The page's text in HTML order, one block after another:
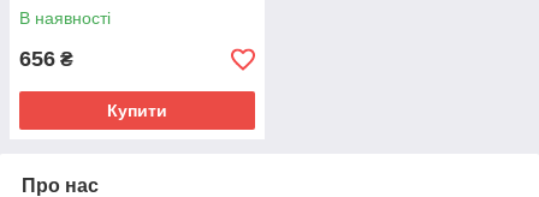
В наявності
656 ₴
Купити
Про нас